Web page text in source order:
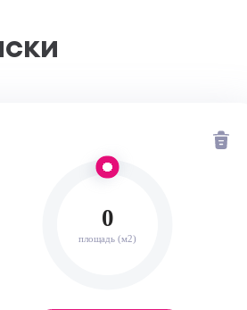
0
площадь (м2)